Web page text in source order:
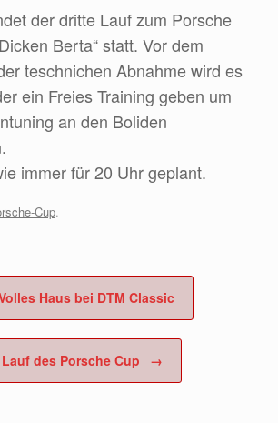
der dritte Lauf zum Porsche
Berta“ statt. Vor dem
teschnichen Abnahme wird es
ein Freies Training geben um
an den Boliden
immer für 20 Uhr geplant.
Cup.
Haus bei DTM Classic
des Porsche Cup →